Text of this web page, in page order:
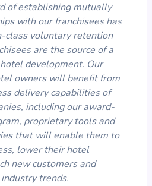
of establishing mutually
with our franchisees has
class voluntary retention
are the source of a
development. Our
owners will benefit from
delivery capabilities of
including our award-
proprietary tools and
that will enable them to
lower their hotel
new customers and
trends.